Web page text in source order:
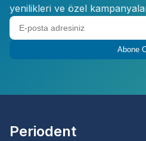
yenilikleri ve özel
Abone
Periodent